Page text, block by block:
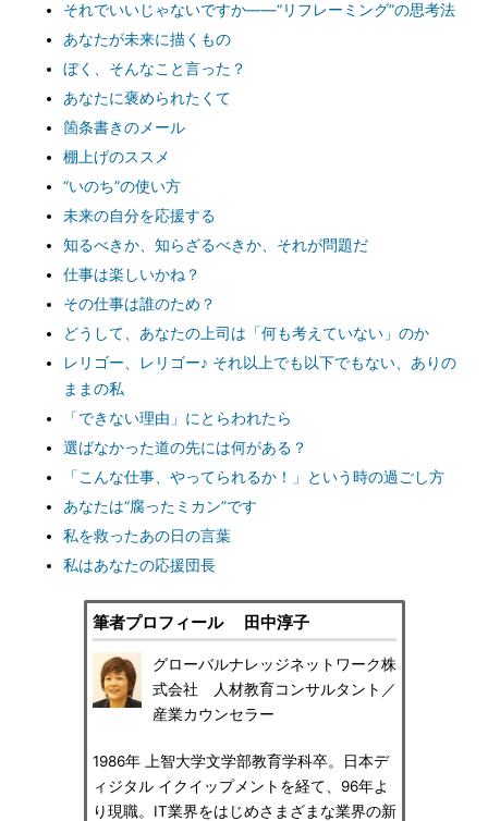
それでいいじゃないですか――“リフレーミング”の思考法
あなたが未来に描くもの
ぼく、そんなこと言った？
あなたに褒められたくて
箇条書きのメール
棚上げのススメ
“いのち”の使い方
未来の自分を応援する
知るべきか、知らざるべきか、それが問題だ
仕事は楽しいかね？
その仕事は誰のため？
どうして、あなたの上司は「何も考えていない」のか
レリゴー、レリゴー♪ それ以上でも以下でもない、ありの
ままの私
「できない理由」にとらわれたら
選ばなかった道の先には何がある？
「こんな仕事、やってられるか！」という時の過ごし方
あなたは“腐ったミカン”です
私を救ったあの日の言葉
私はあなたの応援団長
筆者プロフィール 田中淳子
グローバルナレッジネットワーク株
式会社 人材教育コンサルタント／
産業カウンセラー
1986年 上智大学文学部教育学科卒。日本デ
ィジタル イクイップメントを経て、96年よ
り現職。IT業界をはじめさまざまな業界の新